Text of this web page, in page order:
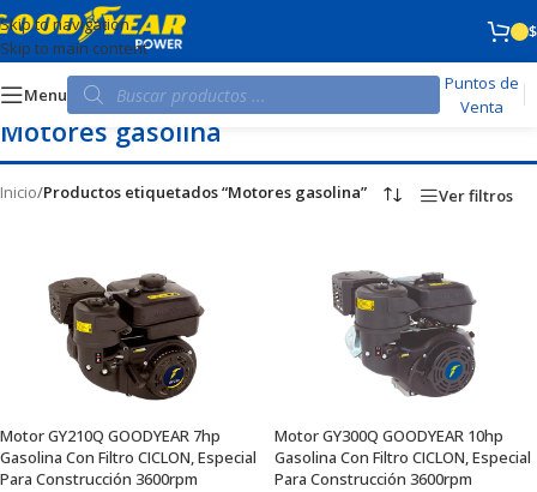
Skip to navigation
Skip to main content
$
Menu
Puntos de
Venta
Motores gasolina
Inicio/Productos etiquetados “Motores gasolina” Ver filtros
Motor GY210Q GOODYEAR 7hp
Gasolina Con Filtro CICLON, Especial
Para Construcción 3600rpm
Motor GY300Q GOODYEAR 10hp
Gasolina Con Filtro CICLON, Especial
Para Construcción 3600rpm